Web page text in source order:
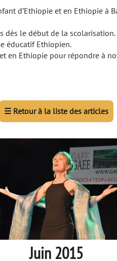
d’Ethiopie et en Ethiopie à
dès le début de la scolarisation.
éducatif Ethiopien.
en Ethiopie pour répondre à
☰ Retour à la liste des articles
Juin 2015